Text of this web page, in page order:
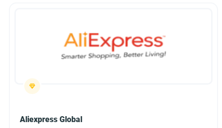
Aliexpress Global